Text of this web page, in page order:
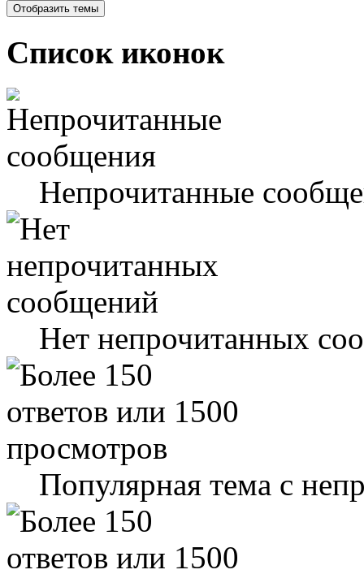
Список иконок
Непрочитанные
Нет непрочитанных
Популярная тема с